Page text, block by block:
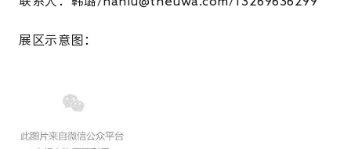
展区示意图：